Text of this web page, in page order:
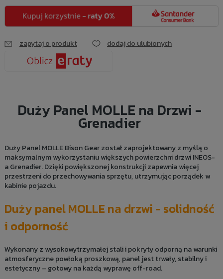
zapytaj o produkt dodaj do ulubionych
Duży Panel MOLLE na Drzwi -
Grenadier
Duży Panel MOLLE Bison Gear został zaprojektowany z myślą o
maksymalnym wykorzystaniu większych powierzchni drzwi INEOS-
a Grenadier. Dzięki powiększonej konstrukcji zapewnia więcej
przestrzeni do przechowywania sprzętu, utrzymując porządek w
kabinie pojazdu.
Duży panel MOLLE na drzwi - solidność
i odporność
Wykonany z wysokowytrzymałej stali i pokryty odporną na warunki
atmosferyczne powłoką proszkową, panel jest trwały, stabilny i
estetyczny – gotowy na każdą wyprawę off-road.